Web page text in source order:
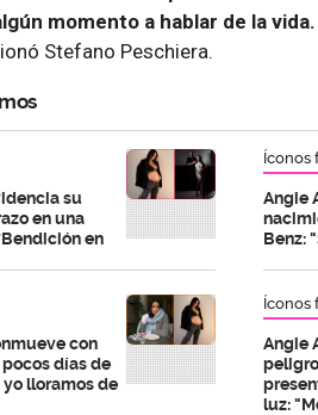
momento a hablar de la
Stefano Peschiera.
su
en una
en
Íconos
Angie
Benz:
con
días de
lloramos de
Íconos
Angie
luz: